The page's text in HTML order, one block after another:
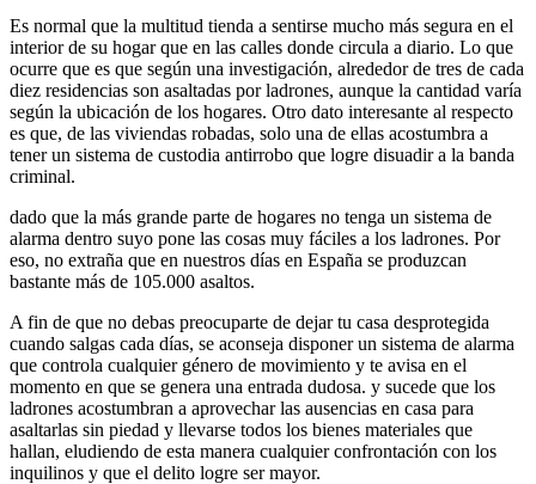
Es normal que la multitud tienda a sentirse mucho más segura en el
interior de su hogar que en las calles donde circula a diario. Lo que
ocurre que es que según una investigación, alrededor de tres de cada
diez residencias son asaltadas por ladrones, aunque la cantidad varía
según la ubicación de los hogares. Otro dato interesante al respecto
es que, de las viviendas robadas, solo una de ellas acostumbra a
tener un sistema de custodia antirrobo que logre disuadir a la banda
criminal.
dado que la más grande parte de hogares no tenga un sistema de
alarma dentro suyo pone las cosas muy fáciles a los ladrones. Por
eso, no extraña que en nuestros días en España se produzcan
bastante más de 105.000 asaltos.
A fin de que no debas preocuparte de dejar tu casa desprotegida
cuando salgas cada días, se aconseja disponer un sistema de alarma
que controla cualquier género de movimiento y te avisa en el
momento en que se genera una entrada dudosa. y sucede que los
ladrones acostumbran a aprovechar las ausencias en casa para
asaltarlas sin piedad y llevarse todos los bienes materiales que
hallan, eludiendo de esta manera cualquier confrontación con los
inquilinos y que el delito logre ser mayor.